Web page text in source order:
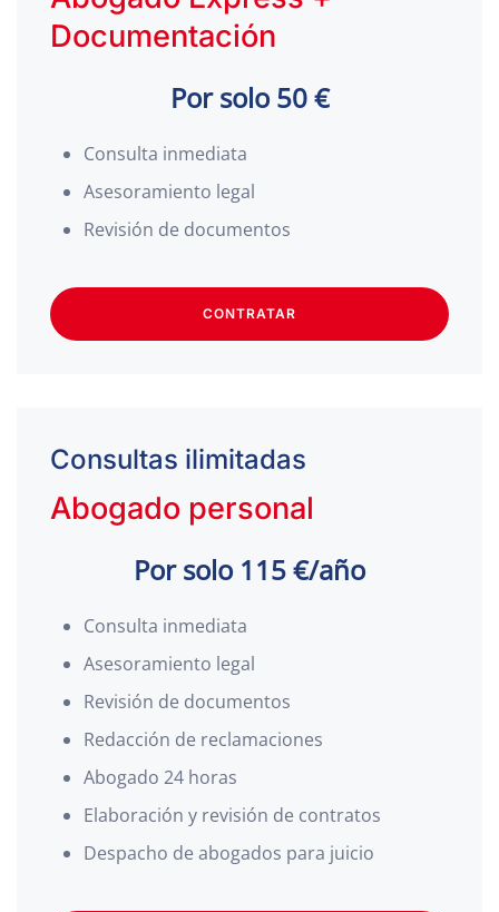
Documentación
Por solo 50 €
Consulta inmediata
Asesoramiento legal
Revisión de documentos
CONTRATAR
Consultas ilimitadas
Abogado personal
Por solo 115 €/año
Consulta inmediata
Asesoramiento legal
Revisión de documentos
Redacción de reclamaciones
Abogado 24 horas
Elaboración y revisión de contratos
Despacho de abogados para juicio